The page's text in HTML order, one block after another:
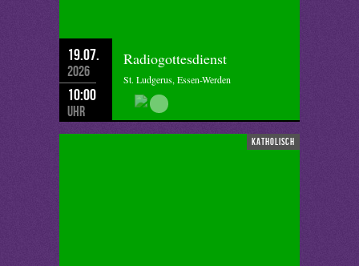
19.07.
2026
10:00
Uhr
Radiogottesdienst
St. Ludgerus, Essen-Werden
katholisch